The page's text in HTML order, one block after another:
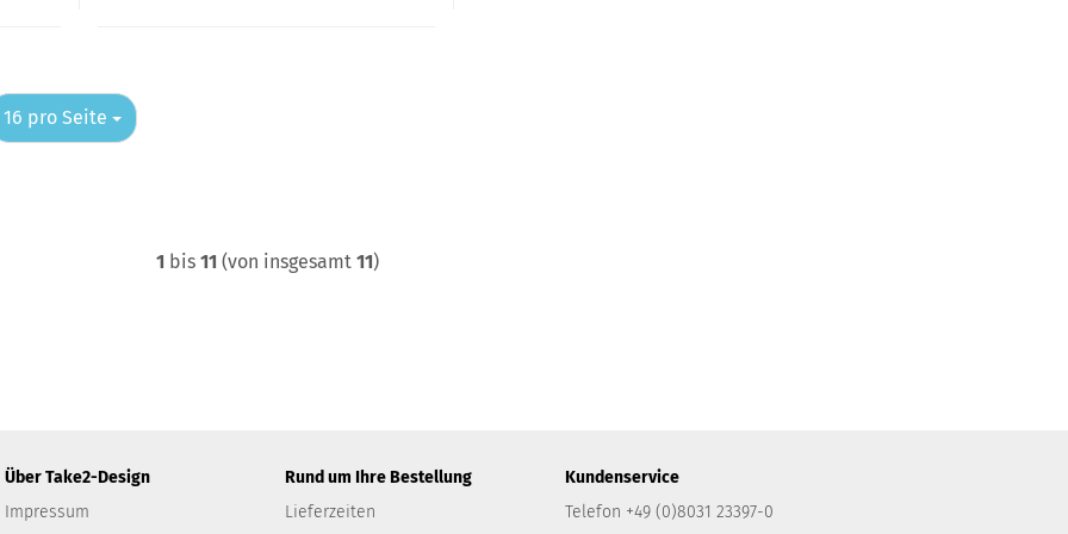
16 pro Seite
pro Seite
1 bis 11 (von insgesamt 11)
Über Take2-Design
Impressum
Rund um Ihre Bestellung
Lieferzeiten
Kundenservice
Telefon +49 (0)8031 23397-0